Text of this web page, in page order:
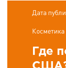
Дата
Косметика
Где